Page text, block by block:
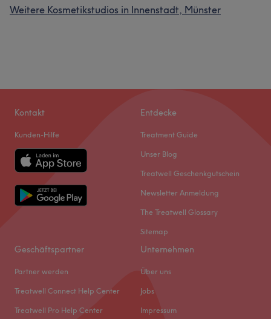
Weitere Kosmetikstudios in Innenstadt, Münster
Kontakt
Kunden-Hilfe
Entdecke
Treatment Guide
Unser Blog
Treatwell Geschenkgutschein
Newsletter Anmeldung
The Treatwell Glossary
Sitemap
Geschäftspartner
Partner werden
Treatwell Connect Help Center
Treatwell Pro Help Center
Unternehmen
Über uns
Jobs
Impressum